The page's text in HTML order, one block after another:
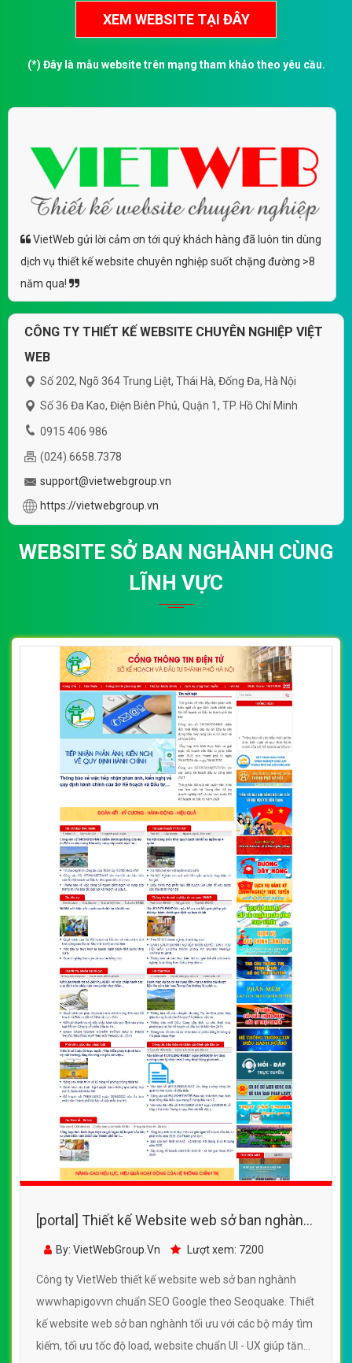
(*) Đây là mẫu website trên mạng tham khảo theo yêu cầu.
VietWeb gửi lời cảm ơn tới quý khách hàng đã luôn tin dùng
dịch vụ thiết kế website chuyên nghiệp suốt chặng đường >8
năm qua!
CÔNG TY THIẾT KẾ WEBSITE CHUYÊN NGHIỆP VIỆT
WEB
Số 202, Ngõ 364 Trung Liệt, Thái Hà, Đống Đa, Hà Nội
Số 36 Đa Kao, Điện Biên Phủ, Quận 1, TP. Hồ Chí Minh
0915 406 986
(024).6658.7378
support@vietwebgroup.vn
https://vietwebgroup.vn
WEBSITE SỞ BAN NGHÀNH CÙNG
LĨNH VỰC
[portal] Thiết kế Website web sở ban nghành
- wwwhapigovvn
By: VietWebGroup.Vn Lượt xem: 7200
Công ty VietWeb thiết kế website web sở ban nghành
wwwhapigovvn chuẩn SEO Google theo Seoquake. Thiết
kế website web sở ban nghành tối ưu với các bộ máy tìm
kiếm, tối ưu tốc độ load, website chuẩn UI - UX giúp tăng